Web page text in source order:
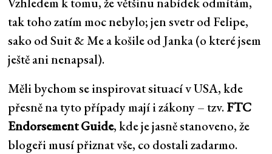
tak toho zatím moc nebylo; jensvetr od Felipe,
sako od Suit & Me a košile od Janka (o které jsem
ještě ani nenapsal).
Měli bychom se inspirovat situací v USA, kde
přesně na tyto případy mají i zákony – tzv.FTC
Endorsement Guide, kde je jasně stanoveno, že
blogeři musí přiznat vše, co dostali zadarmo.